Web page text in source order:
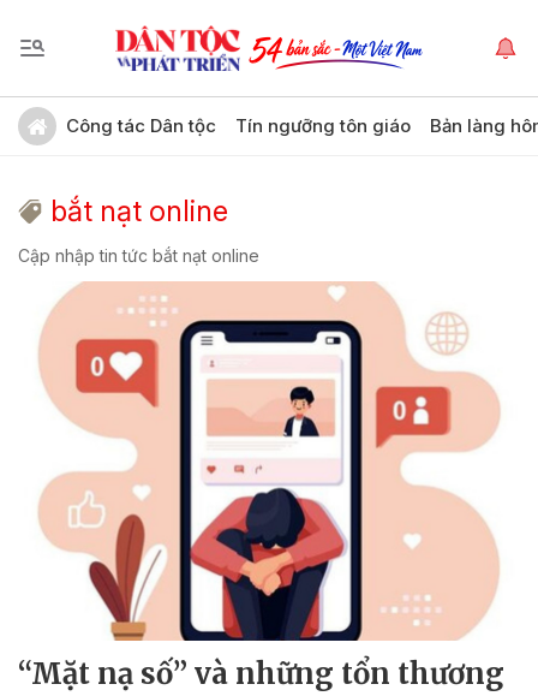
Công tác Dân tộc Tín ngưỡng tôn giáo Bản làng
bắt nạt online
Cập nhập tin tức bắt nạt online
“Mặt nạ số” và những tổn thương